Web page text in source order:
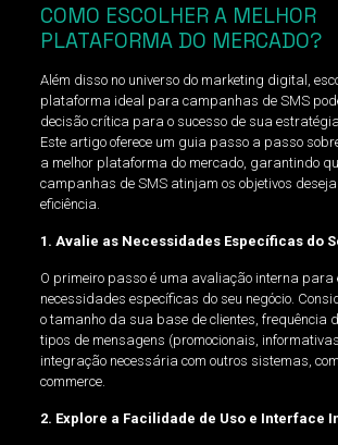
COMO ESCOLHER A MELHOR
PLATAFORMA DO MERCADO?
Além disso no universo do marketing digital,
plataforma ideal para campanhas de SMS
decisão crítica para o sucesso de sua
Este artigo oferece um guia passo a passo
a melhor plataforma do mercado, garantindo
campanhas de SMS atinjam os objetivos
eficiência.
1. Avalie as Necessidades Específicas do
O primeiro passo é uma avaliação interna para
necessidades específicas do seu negócio.
o tamanho da sua base de clientes, frequência
tipos de mensagens (promocionais,
integração necessária com outros sistemas,
commerce.
2. Explore a Facilidade de Uso e Interface